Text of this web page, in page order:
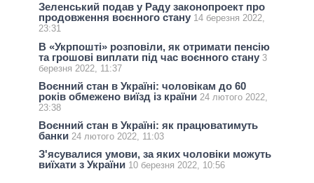
Зеленський подав у Раду законопроект про
продовження воєнного стану 14 березня 2022,
23:31
В «Укрпошті» розповіли, як отримати пенсію
та грошові виплати під час воєнного стану 3
березня 2022, 11:37
Воєнний стан в Україні: чоловікам до 60
років обмежено виїзд із країни 24 лютого 2022,
23:38
Воєнний стан в Україні: як працюватимуть
банки 24 лютого 2022, 11:03
З'ясувалися умови, за яких чоловіки можуть
виїхати з України 10 березня 2022, 10:56